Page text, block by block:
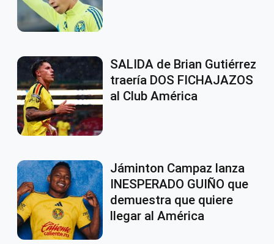
SALIDA de Brian Gutiérrez
traería DOS FICHAJAZOS
al Club América
Jáminton Campaz lanza
INESPERADO GUIÑO que
demuestra que quiere
llegar al América